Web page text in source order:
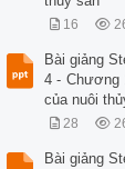
16
Bài giảng
4 - Chương
của nuôi
28
Bài giảng